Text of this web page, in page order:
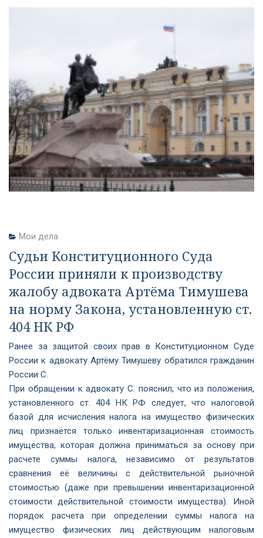
Мои дела
Судьи Конституционного Суда
России приняли к производству
жалобу адвоката Артёма Тимушева
на норму Закона, установленную ст.
404 НК РФ
Ранее за защитой своих прав в Конституционном Суде
России к адвокату Артёму Тимушеву обратился гражданин
России С.
При обращении к адвокату С. пояснил, что из положения,
установленного ст. 404 НК РФ следует, что налоговой
базой для исчисления налога на имущество физических
лиц признаётся только инвентаризационная стоимость
имущества, которая должна приниматься за основу при
расчете суммы налога, независимо от результатов
сравнения её величины с действительной рыночной
стоимостью (даже при превышении инвентаризационной
стоимости действительной стоимости имущества). Иной
порядок расчета при определении суммы налога на
имущество физических лиц действующим налоговым